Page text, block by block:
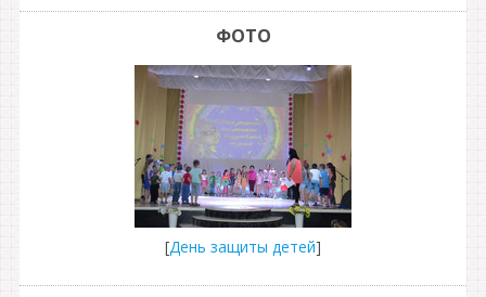
ФОТО
[День защиты детей]